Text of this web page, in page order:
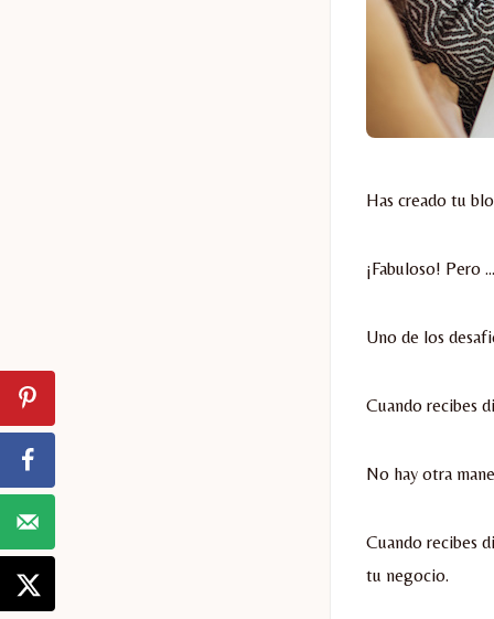
Has creado tu
¡Fabuloso! Pero …
Uno de los
Cuando recibes
No hay otra
Cuando recibes
tu negocio.